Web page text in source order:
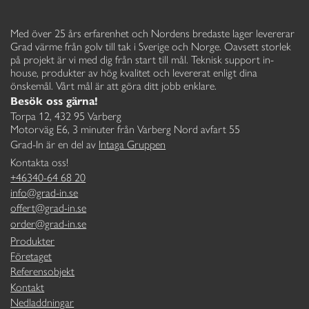
Med över 25 års erfarenhet och Nordens bredaste lager levererar
Grad värme från golv till tak i Sverige och Norge. Oavsett storlek
på projekt är vi med dig från start till mål. Teknisk support in-
house, produkter av hög kvalitet och levererat enligt dina
önskemål. Vårt mål är att göra ditt jobb enklare.
Besök oss gärna!
Torpa 12, 432 95 Varberg
Motorväg E6, 3 minuter från Varberg Nord avfart 55
Grad-In är en del av Intaga Gruppen
Kontakta oss!
+46340-64 68 20
info@grad-in.se
offert@grad-in.se
order@grad-in.se
Produkter
Företaget
Referensobjekt
Kontakt
Nedladdningar